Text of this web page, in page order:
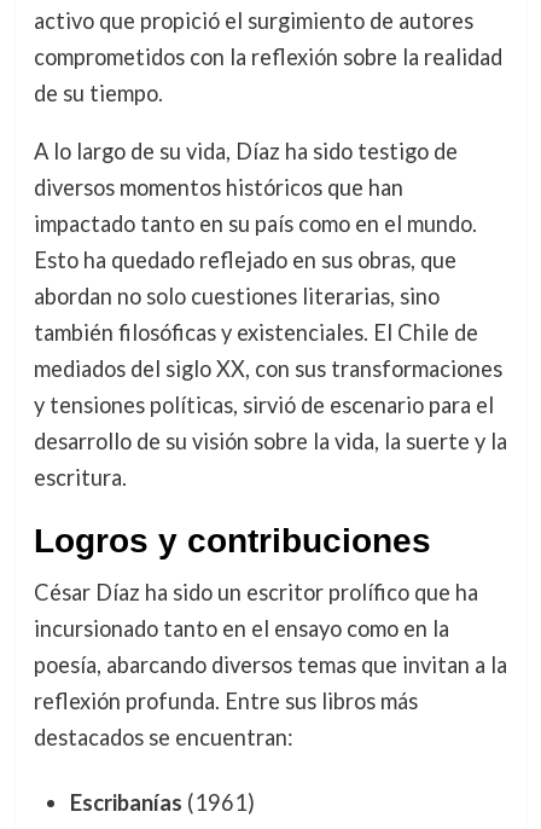
activo que propició el surgimiento de autores
comprometidos con la reflexión sobre la realidad
de su tiempo.
A lo largo de su vida, Díaz ha sido testigo de
diversos momentos históricos que han
impactado tanto en su país como en el mundo.
Esto ha quedado reflejado en sus obras, que
abordan no solo cuestiones literarias, sino
también filosóficas y existenciales. El Chile de
mediados del siglo XX, con sus transformaciones
y tensiones políticas, sirvió de escenario para el
desarrollo de su visión sobre la vida, la suerte y la
escritura.
Logros y contribuciones
César Díaz ha sido un escritor prolífico que ha
incursionado tanto en el ensayo como en la
poesía, abarcando diversos temas que invitan a la
reflexión profunda. Entre sus libros más
destacados se encuentran:
Escribanías (1961)